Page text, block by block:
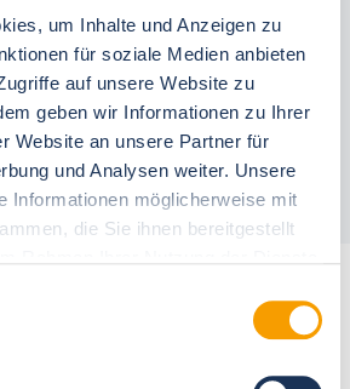
um Inhalte und Anzeigen zu
für soziale Medien anbieten
auf unsere Website zu
geben wir Informationen zu Ihrer
Website an unsere Partner für
und Analysen weiter. Unsere
Informationen möglicherweise mit
die Sie ihnen bereitgestellt
reservieren
kostenfrei stornieren
Abreise 24/7
Support vor Ort